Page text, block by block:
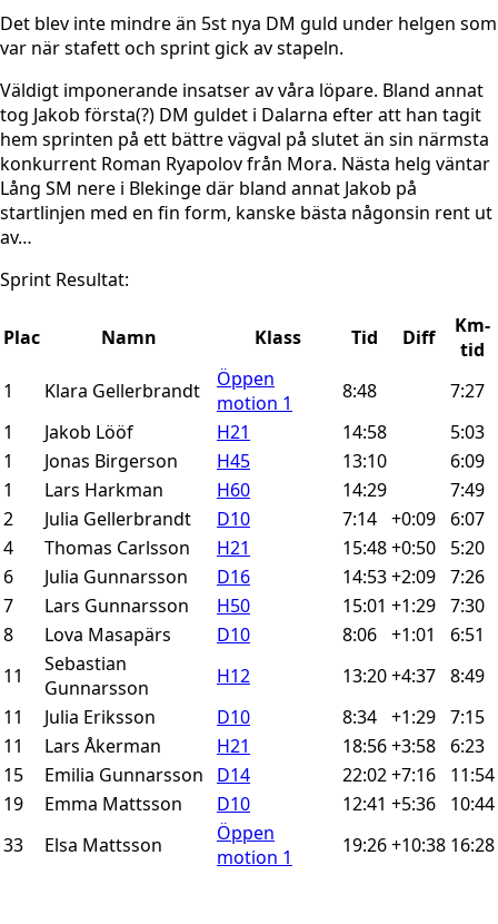
Det blev inte mindre än 5st nya DM guld under helgen som
var när stafett och sprint gick av stapeln.
Väldigt imponerande insatser av våra löpare. Bland annat
tog Jakob första(?) DM guldet i Dalarna efter att han tagit
hem sprinten på ett bättre vägval på slutet än sin närmsta
konkurrent Roman Ryapolov från Mora. Nästa helg väntar
Lång SM nere i Blekinge där bland annat Jakob på
startlinjen med en fin form, kanske bästa någonsin rent ut
av…
Sprint Resultat:
Plac Namn Klass Tid Diff
Km-
tid
1
Klara Gellerbrandt
Öppen
motion 1
8:48
7:27
1
Jakob Lööf H21 14:58
5:03
1
Jonas Birgerson H45 13:10
6:09
1
Lars Harkman H60 14:29
7:49
2
Julia Gellerbrandt D10 7:14 +0:09
6:07
4
Thomas Carlsson H21 15:48+0:50
5:20
6
Julia Gunnarsson D16 14:53+2:09 7:26
7
Lars Gunnarsson H50 15:01 +1:29 7:30
8
Lova Masapärs D10 8:06 +1:01
6:51
11
Sebastian
Gunnarsson
H12 13:20+4:37 8:49
11
Julia Eriksson D10 8:34 +1:29 7:15
11
Lars Åkerman H21 18:56+3:58
6:23
15
Emilia Gunnarsson D14 22:02+7:16
11:54
19
Emma Mattsson D10 12:41 +5:36
10:44
33
Elsa Mattsson
Öppen
motion 1
19:26+10:38 16:28